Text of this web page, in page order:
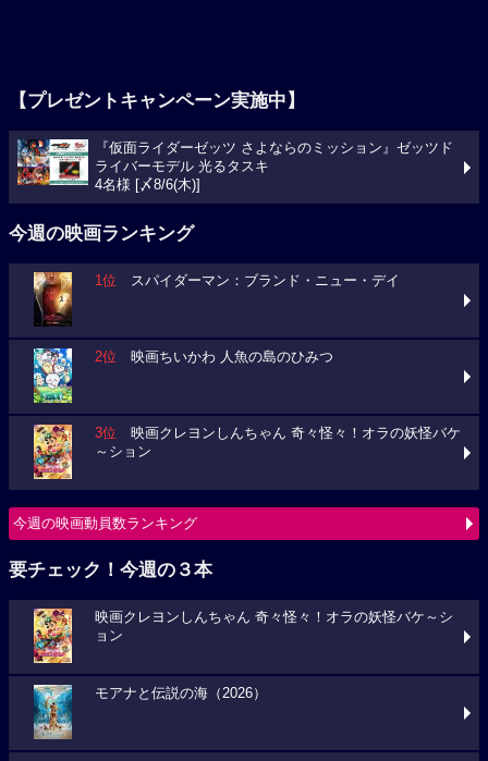
【プレゼントキャンペーン実施中】
『仮面ライダーゼッツ さよならのミッション』ゼッツド
ライバーモデル 光るタスキ
4名様 [〆8/6(木)]
今週の映画ランキング
1位 スパイダーマン：ブランド・ニュー・デイ
2位 映画ちいかわ 人魚の島のひみつ
3位 映画クレヨンしんちゃん 奇々怪々！オラの妖怪バケ
～ション
今週の映画動員数ランキング
要チェック！今週の３本
映画クレヨンしんちゃん 奇々怪々！オラの妖怪バケ～シ
ョン
モアナと伝説の海（2026）